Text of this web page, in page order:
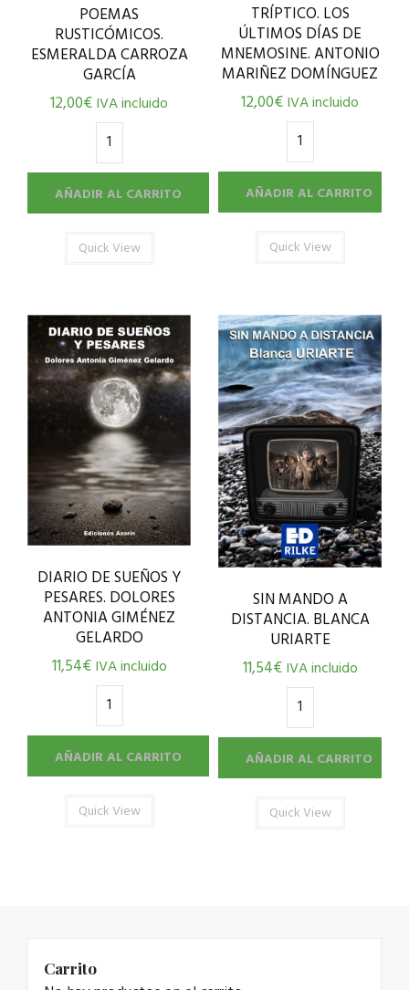
POEMAS
RUSTICÓMICOS.
ESMERALDA CARROZA
GARCÍA
12,00€IVA incluido
AÑADIR AL CARRITO
Quick View
TRÍPTICO. LOS
ÚLTIMOS DÍAS DE
MNEMOSINE. ANTONIO
MARIÑEZ DOMÍNGUEZ
12,00€IVA incluido
AÑADIR AL CARRITO
Quick View
DIARIO DE SUEÑOS Y
PESARES. DOLORES
ANTONIA GIMÉNEZ
GELARDO
11,54€ IVA incluido
AÑADIR AL CARRITO
Quick View
SIN MANDO A
DISTANCIA. BLANCA
URIARTE
11,54€ IVA incluido
AÑADIR AL CARRITO
Quick View
Carrito